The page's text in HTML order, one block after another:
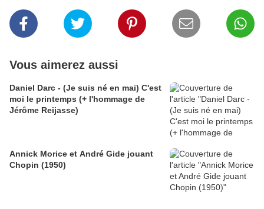
Vous aimerez aussi
Daniel Darc - (Je suis né en mai) C'est
moi le printemps (+ l'hommage de
Jérôme Reijasse)
Annick Morice et André Gide jouant
Chopin (1950)